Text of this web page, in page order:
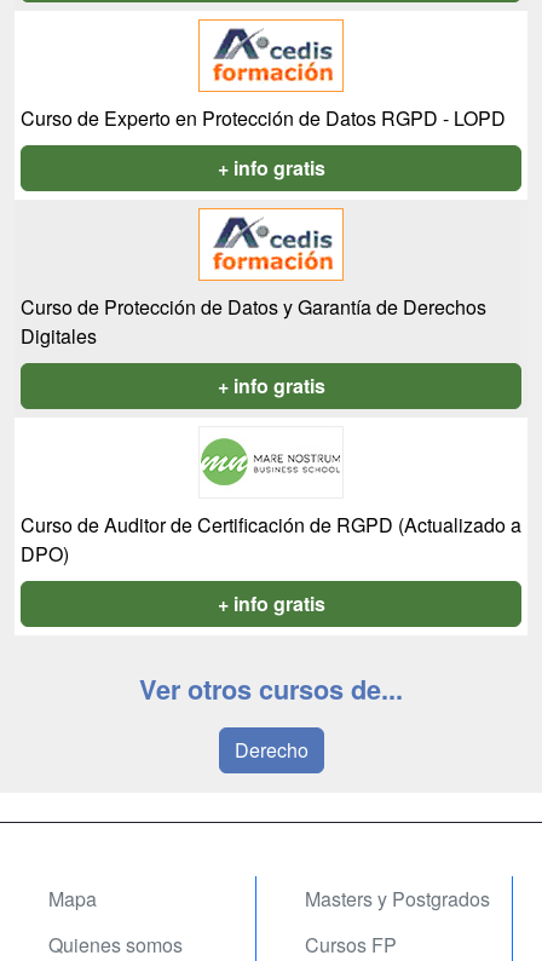
Curso de Experto en Protección de Datos RGPD - LOPD
+ info gratis
Curso de Protección de Datos y Garantía de Derechos
Digitales
+ info gratis
Curso de Auditor de Certificación de RGPD (Actualizado a
DPO)
+ info gratis
Ver otros cursos de...
Derecho
Mapa
Quienes somos
Masters y Postgrados
Cursos FP